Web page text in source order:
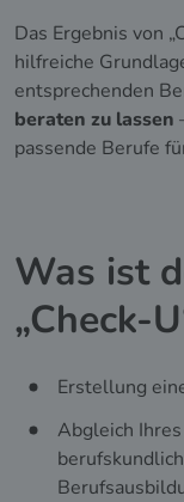
Das Ergebnis von
hilfreiche
entsprechenden
beraten zu lassen
passende Berufe
Was ist
„Check-
Erstellung
Abgleich